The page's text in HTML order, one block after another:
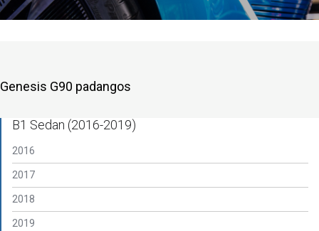
Genesis G90 padangos
B1 Sedan (2016-2019)
2016
2017
2018
2019